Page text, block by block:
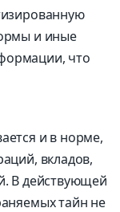
и иные
что
и в норме,
вкладов,
В действующей
тайн не